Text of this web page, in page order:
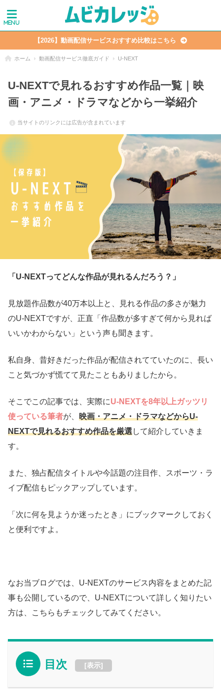
【2026】動画配信サービスおすすめ比較はこちら
ホーム 動画配信サービス徹底ガイド U-NEXT
U-NEXTで見れるおすすめ作品一覧｜映
画・アニメ・ドラマなどから一挙紹介
当サイトのリンクには広告が含まれています
「U-NEXTってどんな作品が見れるんだろう？」
見放題作品数が40万本以上と、見れる作品の多さが魅力
のU-NEXTですが、正直「作品数が多すぎて何から見れば
いいかわからない」という声も聞きます。
私自身、昔好きだった作品が配信されてていたのに、長い
こと気づかず慌てて見たこともありましたから。
そこでこの記事では、実際にU-NEXTを8年以上ガッツリ
使っている筆者が、 映画・アニメ・ドラマなどからU-
NEXTで見れるおすすめ作品を厳選して紹介していきま
す。
また、独占配信タイトルや今話題の注目作、スポーツ・ラ
イブ配信もピックアップしています。
「次に何を見ようか迷ったとき」にブックマークしておく
と便利ですよ。
なお当ブログでは、U-NEXTのサービス内容をまとめた記
事も公開しているので、U-NEXTについて詳しく知りたい
方は、こちらもチェックしてみてください。
目次 [表示]